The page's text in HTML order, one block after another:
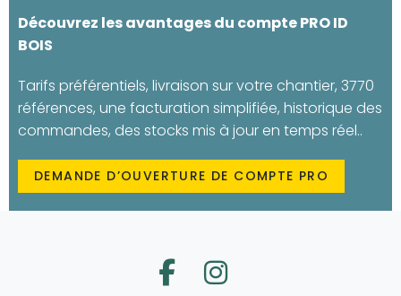
Découvrez les avantages du compte PRO ID
BOIS
Tarifs préférentiels, livraison sur votre chantier, 3770
références, une facturation simplifiée, historique des
commandes, des stocks mis à jour en temps réel..
DEMANDE D’OUVERTURE DE COMPTE PRO